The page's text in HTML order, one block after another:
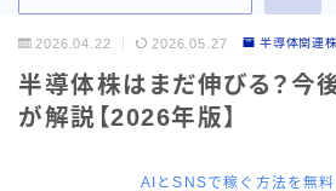
2026.04.22 2026.05.27 半導体関連
半導体株はまだ伸びる？今
が解説【2026年版】
AIとSNSで稼ぐ方法を無料